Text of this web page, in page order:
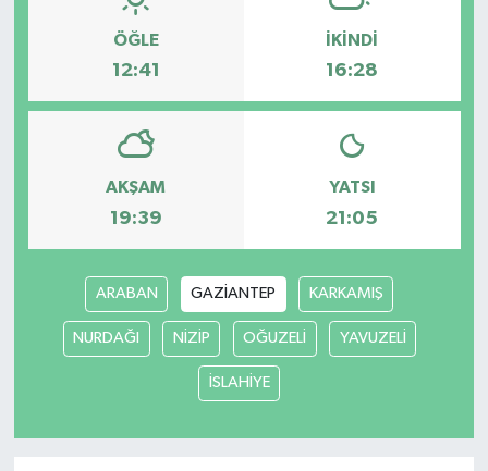
ÖĞLE
12:41
İKINDI
16:28
AKŞAM
19:39
YATSI
21:05
ARABAN GAZİANTEP KARKAMIŞ
NURDAĞI NİZİP OĞUZELİ YAVUZELİ
İSLAHİYE